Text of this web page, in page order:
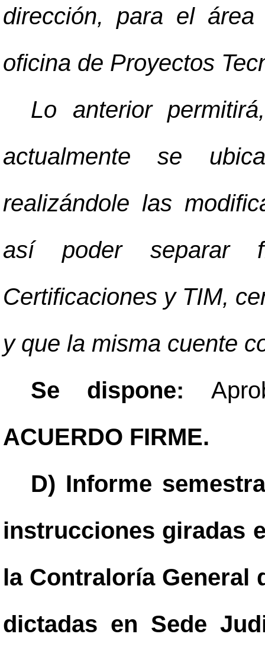
dirección, para el
oficina de Proyectos
Lo anterior
actualmente se
realizándole las
así poder separar
Certificaciones y TIM,
y que la misma cuente
Se dispone:
ACUERDO FIRME.
D) Informe
instrucciones giradas
la Contraloría General
dictadas en Sede